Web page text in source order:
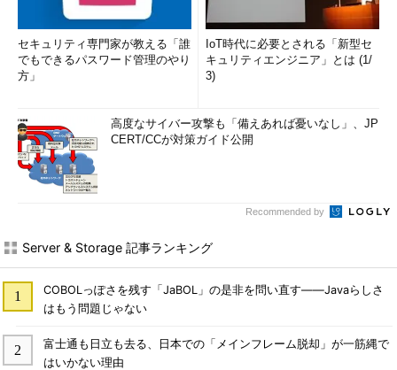
セキュリティ専門家が教える「誰
でもできるパスワード管理のやり
方」
IoT時代に必要とされる「新型セ
キュリティエンジニア」とは (1/
3)
高度なサイバー攻撃も「備えあれば憂いなし」、JP
CERT/CCが対策ガイド公開
Recommended by
Server & Storage 記事ランキング
COBOLっぽさを残す「JaBOL」の是非を問い直す――Javaらしさ
はもう問題じゃない
富士通も日立も去る、日本での「メインフレーム脱却」が一筋縄で
はいかない理由